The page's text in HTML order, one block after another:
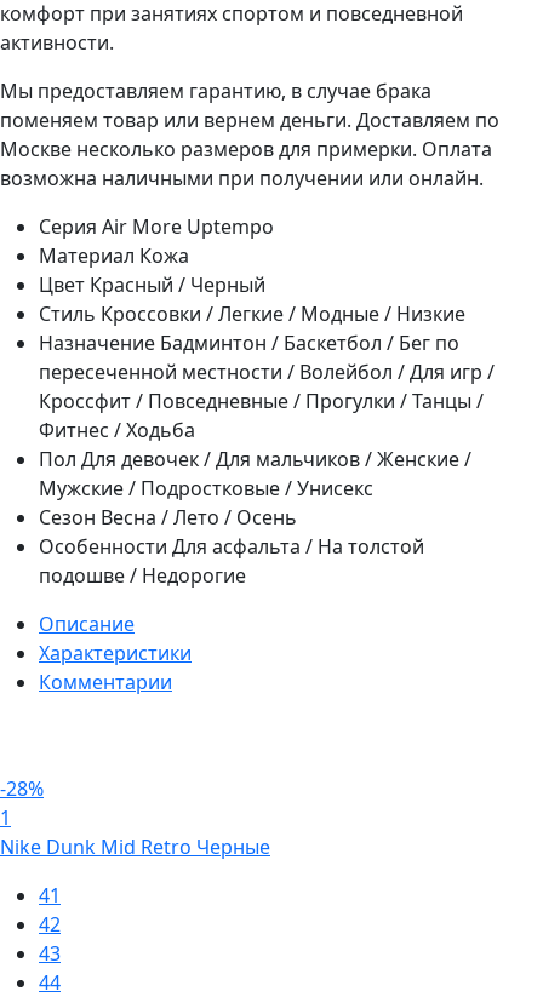
комфорт при занятиях спортом и повседневной
активности.
Мы предоставляем гарантию, в случае брака
поменяем товар или вернем деньги. Доставляем по
Москве несколько размеров для примерки. Оплата
возможна наличными при получении или онлайн.
Серия Air More Uptempo
Материал Кожа
Цвет Красный / Черный
Стиль Кроссовки / Легкие / Модные / Низкие
Назначение Бадминтон / Баскетбол / Бег по
пересеченной местности / Волейбол / Для игр /
Кроссфит / Повседневные / Прогулки / Танцы /
Фитнес / Ходьба
Пол Для девочек / Для мальчиков / Женские /
Мужские / Подростковые / Унисекс
Сезон Весна / Лето / Осень
Особенности Для асфальта / На толстой
подошве / Недорогие
Описание
Характеристики
Комментарии
-28%
1
Nike Dunk Mid Retro Черные
41
42
43
44